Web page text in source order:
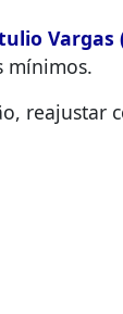
Vargas
mínimos.
reajustar